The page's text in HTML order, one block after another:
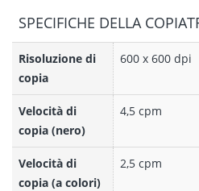
SPECIFICHE DELLA
Risoluzione di
copia
600 x 600 dpi
Velocità di
copia (nero)
4,5 cpm
Velocità di
copia (a colori)
2,5 cpm